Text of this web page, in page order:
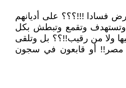
فسادا !!!؟؟؟ على أديانهم
وتستهدف وتقمع وتبطش بكل
ولا من رقيب!!؟؟ بل وتلقى
مصر!! أو قابعون في سجون